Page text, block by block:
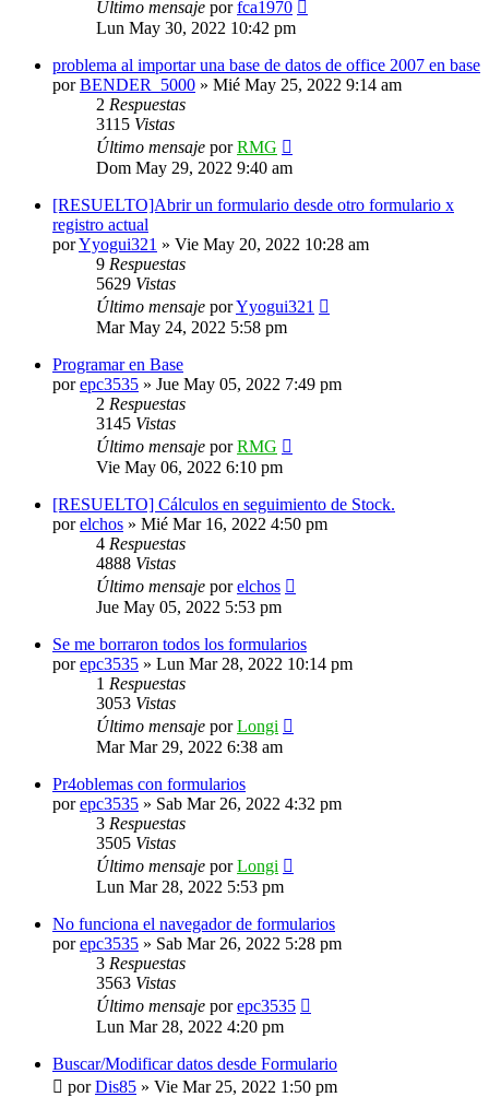
Último mensaje porfca1970
Lun May 30, 2022 10:42 pm
problema al importar una base de datos de office 2007 en base
porBENDER_5000 » Mié May 25, 2022 9:14 am
2 Respuestas
3115 Vistas
Último mensaje porRMG
Dom May 29, 2022 9:40 am
[RESUELTO]Abrir un formulario desde otro formulario x
registro actual
porYyogui321 » Vie May 20, 2022 10:28 am
9 Respuestas
5629 Vistas
Último mensaje porYyogui321
Mar May 24, 2022 5:58 pm
Programar en Base
porepc3535 » Jue May 05, 2022 7:49 pm
2 Respuestas
3145 Vistas
Último mensaje porRMG
Vie May 06, 2022 6:10 pm
[RESUELTO] Cálculos en seguimiento de Stock.
porelchos » Mié Mar 16, 2022 4:50 pm
4 Respuestas
4888 Vistas
Último mensaje porelchos
Jue May 05, 2022 5:53 pm
Se me borraron todos los formularios
porepc3535 » Lun Mar 28, 2022 10:14 pm
1 Respuestas
3053 Vistas
Último mensaje porLongi
Mar Mar 29, 2022 6:38 am
Pr4oblemas con formularios
porepc3535 » Sab Mar 26, 2022 4:32 pm
3 Respuestas
3505 Vistas
Último mensaje porLongi
Lun Mar 28, 2022 5:53 pm
No funciona el navegador de formularios
porepc3535 » Sab Mar 26, 2022 5:28 pm
3 Respuestas
3563 Vistas
Último mensaje porepc3535
Lun Mar 28, 2022 4:20 pm
Buscar/Modificar datos desde Formulario
porDis85 » Vie Mar 25, 2022 1:50 pm